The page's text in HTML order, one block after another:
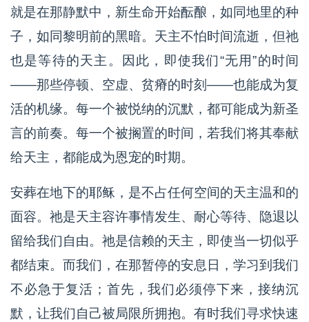
就是在那静默中，新生命开始酝酿，如同地里的种
子，如同黎明前的黑暗。天主不怕时间流逝，但祂
也是等待的天主。因此，即使我们“无用”的时间
——那些停顿、空虚、贫瘠的时刻——也能成为复
活的机缘。每一个被悦纳的沉默，都可能成为新圣
言的前奏。每一个被搁置的时间，若我们将其奉献
给天主，都能成为恩宠的时期。
安葬在地下的耶稣，是不占任何空间的天主温和的
面容。祂是天主容许事情发生、耐心等待、隐退以
留给我们自由。祂是信赖的天主，即使当一切似乎
都结束。而我们，在那暂停的安息日，学习到我们
不必急于复活；首先，我们必须停下来，接纳沉
默，让我们自己被局限所拥抱。有时我们寻求快速